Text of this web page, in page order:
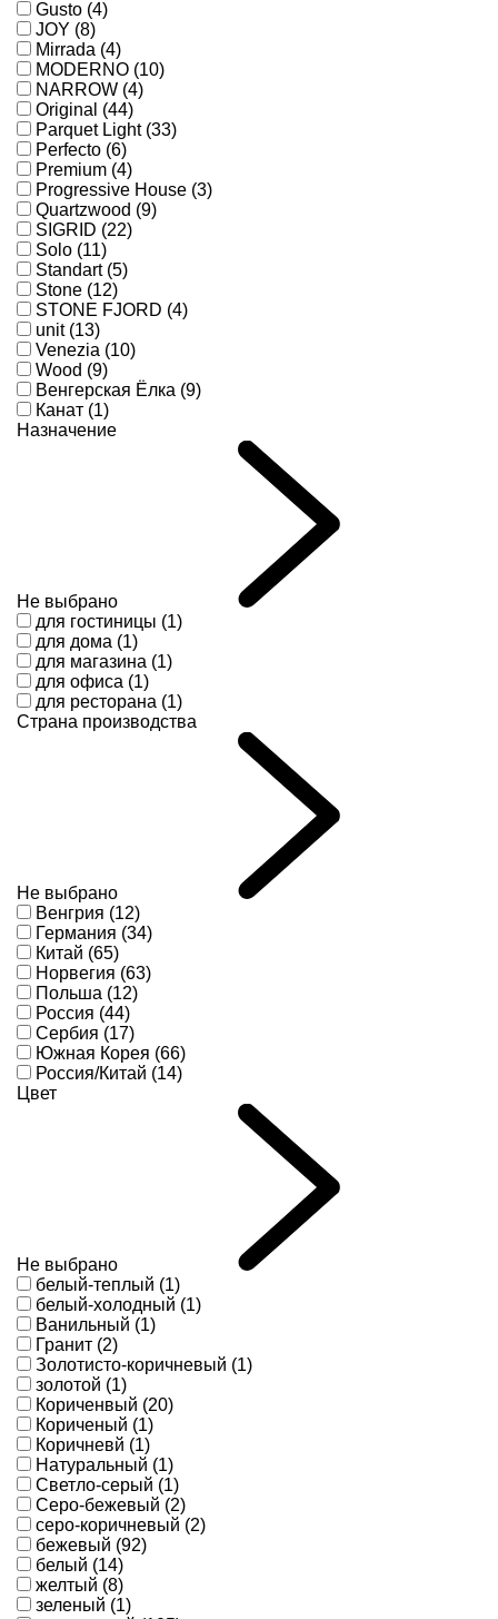
Gusto (4)
JOY (8)
Mirrada (4)
MODERNO (10)
NARROW (4)
Original (44)
Parquet Light (33)
Perfecto (6)
Premium (4)
Progressive House (3)
Quartzwood (9)
SIGRID (22)
Solo (11)
Standart (5)
Stone (12)
STONE FJORD (4)
unit (13)
Venezia (10)
Wood (9)
Венгерская Ёлка (9)
Канат (1)
Назначение
Не выбрано
для гостиницы (1)
для дома (1)
для магазина (1)
для офиса (1)
для ресторана (1)
Страна производства
Не выбрано
Венгрия (12)
Германия (34)
Китай (65)
Норвегия (63)
Польша (12)
Россия (44)
Сербия (17)
Южная Корея (66)
Россия/Китай (14)
Цвет
Не выбрано
белый-теплый (1)
белый-холодный (1)
Ванильный (1)
Гранит (2)
Золотисто-коричневый (1)
золотой (1)
Кориченвый (20)
Кориченый (1)
Коричневй (1)
Натуральный (1)
Светло-серый (1)
Серо-бежевый (2)
серо-коричневый (2)
бежевый (92)
белый (14)
желтый (8)
зеленый (1)